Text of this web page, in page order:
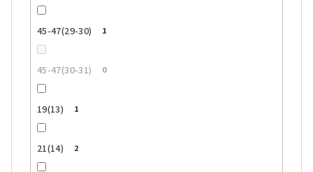
45-47(29-30) 1
45-47(30-31) 0
19(13) 1
21(14) 2